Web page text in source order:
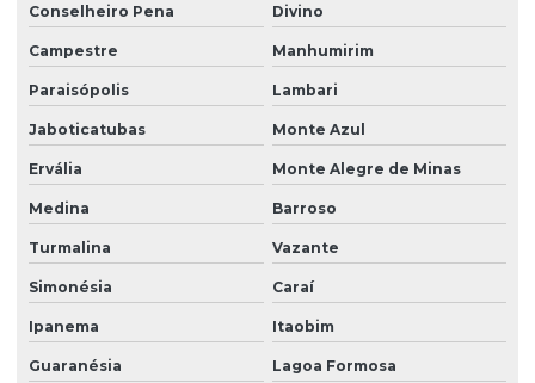
Conselheiro Pena Divino
Campestre Manhumirim
Paraisópolis Lambari
Jaboticatubas Monte Azul
Ervália Monte Alegre de Minas
Medina Barroso
Turmalina Vazante
Simonésia Caraí
Ipanema Itaobim
Guaranésia Lagoa Formosa